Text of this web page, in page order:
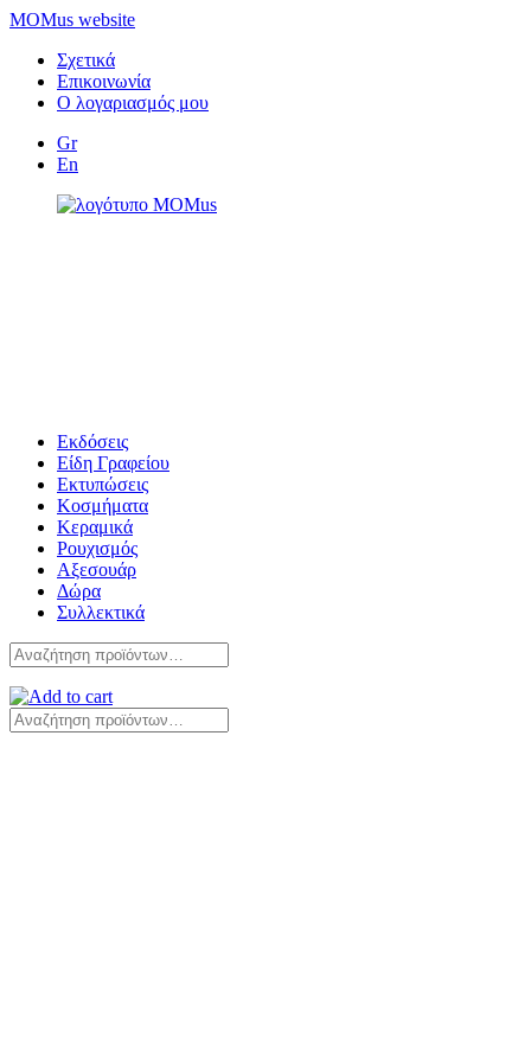
MOMus website
Σχετικά
Επικοινωνία
Ο λογαριασμός μου
Gr
En
Εκδόσεις
Είδη Γραφείου
Εκτυπώσεις
Κοσμήματα
Κεραμικά
Ρουχισμός
Αξεσουάρ
Δώρα
Συλλεκτικά
Αναζήτηση
για:
Αναζήτηση
για: